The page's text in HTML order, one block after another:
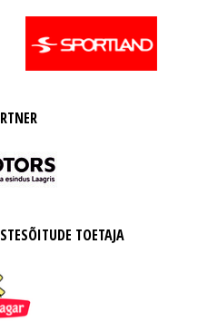
TOETAJA